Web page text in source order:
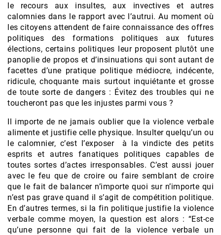
le recours aux insultes, aux invectives et autres
calomnies dans le rapport avec l’autrui. Au moment où
les citoyens attendent de faire connaissance des offres
politiques des formations politiques aux futures
élections, certains politiques leur proposent plutôt une
panoplie de propos et d’insinuations qui sont autant de
facettes d’une pratique politique médiocre, indécente,
ridicule, choquante mais surtout inquiétante et grosse
de toute sorte de dangers : Évitez des troubles qui ne
toucheront pas que les injustes parmi vous ?
Il importe de ne jamais oublier que la violence verbale
alimente et justifie celle physique. Insulter quelqu’un ou
le calomnier, c’est l’exposer à la vindicte des petits
esprits et autres fanatiques politiques capables de
toutes sortes d’actes irresponsables. C’est aussi jouer
avec le feu que de croire ou faire semblant de croire
que le fait de balancer n’importe quoi sur n’importe qui
n’est pas grave quand il s’agit de compétition politique.
En d’autres termes, si la fin politique justifie la violence
verbale comme moyen, la question est alors : “Est-ce
qu’une personne qui fait de la violence verbale un